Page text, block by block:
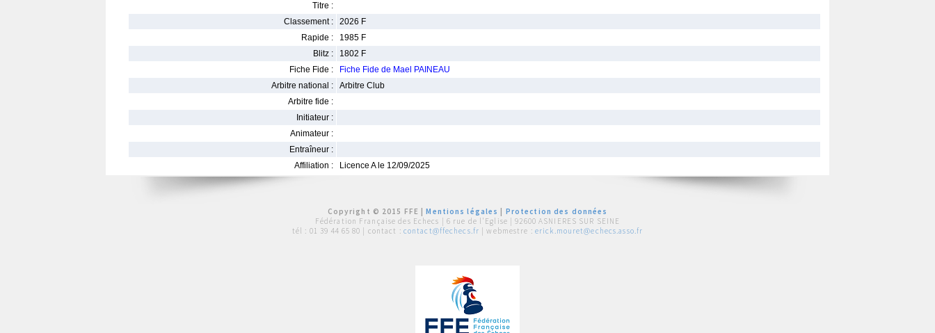
Titre :
Classement :
2026 F
Rapide :
1985 F
Blitz :
1802 F
Fiche Fide :
Fiche Fide de Mael PAINEAU
Arbitre national :
Arbitre Club
Arbitre fide :
Initiateur :
Animateur :
Entraîneur :
Affiliation :
Licence A le 12/09/2025
Copyright © 2015 FFE |Mentions légales
Protection des données
Fédération Française des Echecs | 6 rue de l'Eglise | 92600 ASNIERES SUR SEINE
tél : 01 39 44 65 80 | contact : contact@ffechecs.fr | webmestre : erick.mouret@echecs.asso.fr